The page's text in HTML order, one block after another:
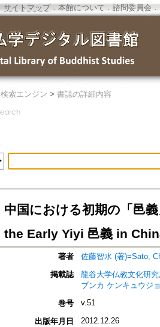
サイトマップ．本館について ． 諮問委員会 ．
検索エンジン > 書誌の詳細内容
中国における初期の「邑
the Early Yiyi 邑義 in
著者
佐藤智水 (著)=Sato,
掲載誌
龍谷大学仏教文化研
ブンカ ケンキュウジ
巻号
v.51
出版年月日 2012.12.26